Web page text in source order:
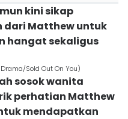
kini sikap
dari Matthew untuk
hangat sekaligus
Sold Out On You)
sosok wanita
perhatian Matthew
mendapatkan